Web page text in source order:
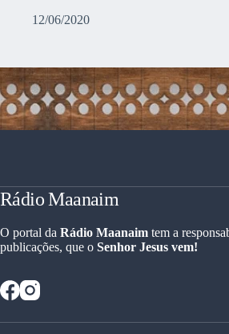
12/06/2020
Rádio Maanaim
O portal da Rádio Maanaim tem a
publicações, que o Senhor Jesus vem!